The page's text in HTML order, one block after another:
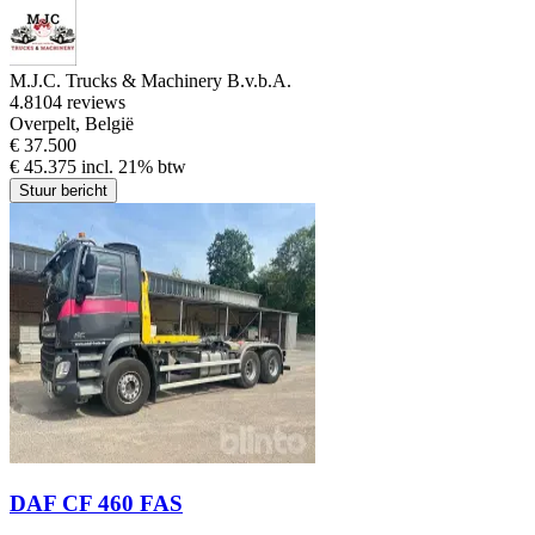
M.J.C. Trucks & Machinery B.v.b.A.
4.8104 reviews
Overpelt, België
€ 37.500
€ 45.375 incl. 21% btw
Stuur bericht
DAF CF 460 FAS